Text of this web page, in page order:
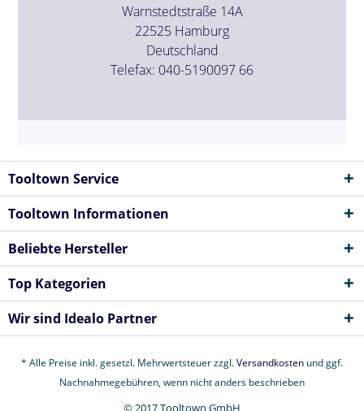
Warnstedtstraße 14A
22525 Hamburg
Deutschland
Telefax: 040-5190097 66
Tooltown Service
Tooltown Informationen
Beliebte Hersteller
Top Kategorien
Wir sind Idealo Partner
* Alle Preise inkl. gesetzl. Mehrwertsteuer zzgl.Versandkosten und ggf.
Nachnahmegebühren, wenn nicht anders beschrieben
© 2017 Tooltown GmbH